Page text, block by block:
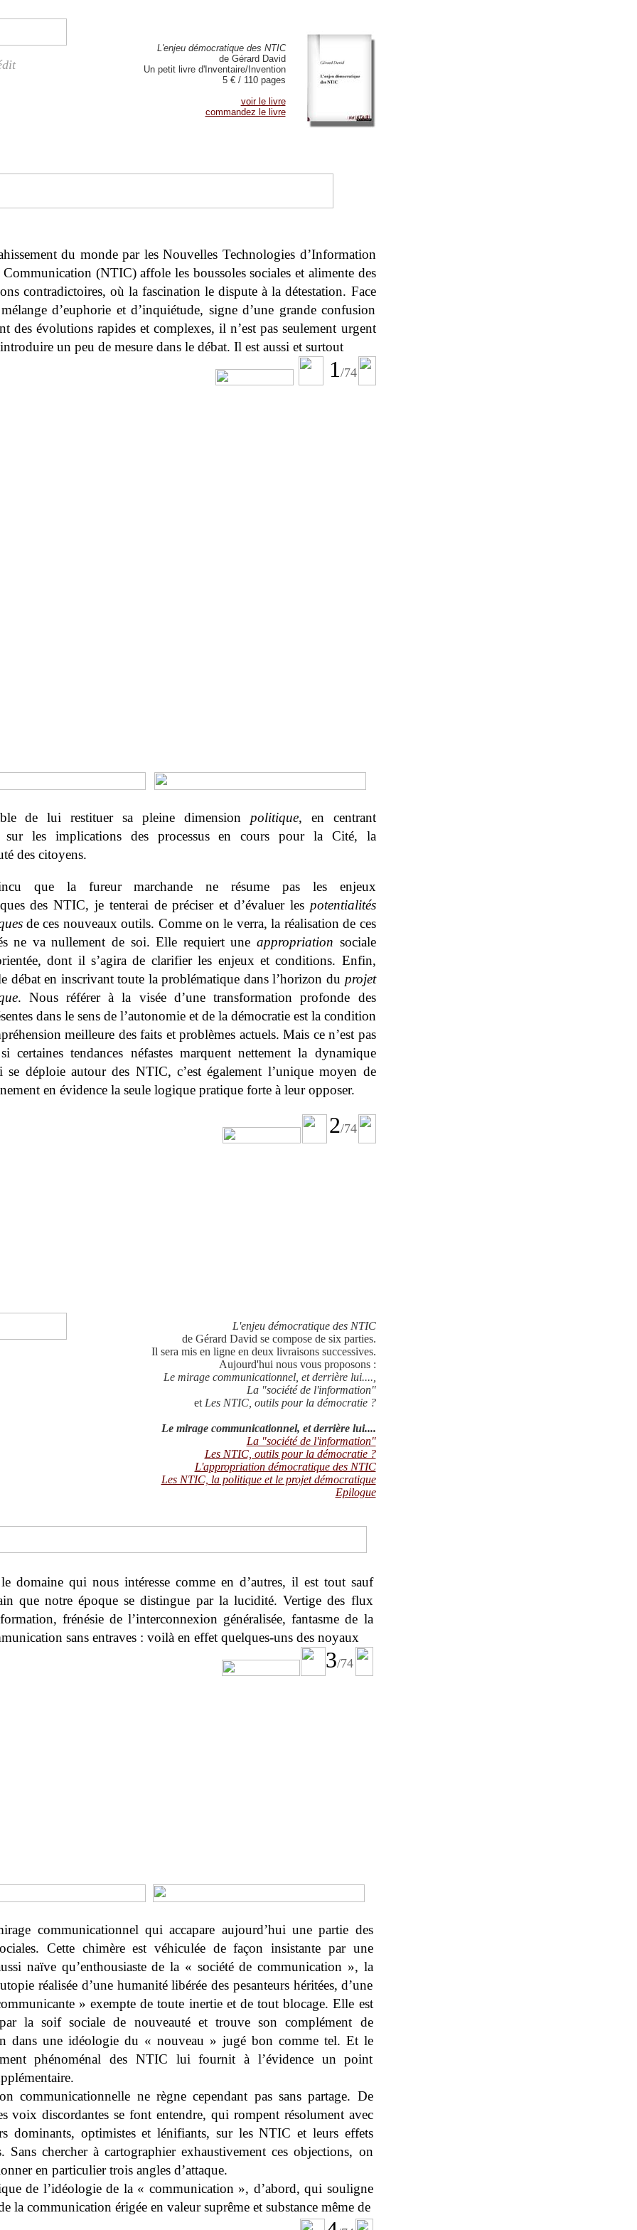
L'enjeu démocratique des NTIC
de Gérard David
Un petit livre d'Inventaire/Invention
5 € / 110 pages
voir le livre
commandez le livre
du monde par les Nouvelles Technologies d’Information
Communication (NTIC) affole les boussoles sociales et alimente des
contradictoires, où la fascination le dispute à la détestation. Face
d’euphorie et d’inquiétude, signe d’une grande confusion
des évolutions rapides et complexes, il n’est pas seulement urgent
un peu de mesure dans le débat. Il est aussi et surtout
1 /74
de lui restituer sa pleine dimension politique, en centrant
sur les implications des processus en cours pour la Cité, la
des citoyens.
que la fureur marchande ne résume pas les enjeux
des NTIC, je tenterai de préciser et d’évaluer les potentialités
de ces nouveaux outils. Comme on le verra, la réalisation de ces
ne va nullement de soi. Elle requiert une appropriation sociale
dont il s’agira de clarifier les enjeux et conditions. Enfin,
débat en inscrivant toute la problématique dans l’horizon du projet
. Nous référer à la visée d’une transformation profonde des
dans le sens de l’autonomie et de la démocratie est la condition
meilleure des faits et problèmes actuels. Mais ce n’est pas
certaines tendances néfastes marquent nettement la dynamique
se déploie autour des NTIC, c’est également l’unique moyen de
en évidence la seule logique pratique forte à leur opposer.
2/74
L'enjeu démocratique des NTIC
de Gérard David se compose de six parties.
Il sera mis en ligne en deux livraisons successives.
Aujourd'hui nous vous proposons :
Le mirage communicationnel, et derrière lui....,
La "société de l'information"
et Les NTIC, outils pour la démocratie ?
Le mirage communicationnel, et derrière lui....
La "société de l'information"
Les NTIC, outils pour la démocratie ?
L'appropriation démocratique des NTIC
Les NTIC, la politique et le projet démocratique
Epilogue
domaine qui nous intéresse comme en d’autres, il est tout sauf
que notre époque se distingue par la lucidité. Vertige des flux
frénésie de l’interconnexion généralisée, fantasme de la
sans entraves : voilà en effet quelques-uns des noyaux
3/74
communicationnel qui accapare aujourd’hui une partie des
Cette chimère est véhiculée de façon insistante par une
naïve qu’enthousiaste de la « société de communication », la
réalisée d’une humanité libérée des pesanteurs héritées, d’une
» exempte de toute inertie et de tout blocage. Elle est
la soif sociale de nouveauté et trouve son complément de
dans une idéologie du « nouveau » jugé bon comme tel. Et le
phénoménal des NTIC lui fournit à l’évidence un point
communicationnelle ne règne cependant pas sans partage. De
voix discordantes se font entendre, qui rompent résolument avec
dominants, optimistes et lénifiants, sur les NTIC et leurs effets
Sans chercher à cartographier exhaustivement ces objections, on
en particulier trois angles d’attaque.
de l’idéologie de la « communication », d’abord, qui souligne
la communication érigée en valeur suprême et substance même de